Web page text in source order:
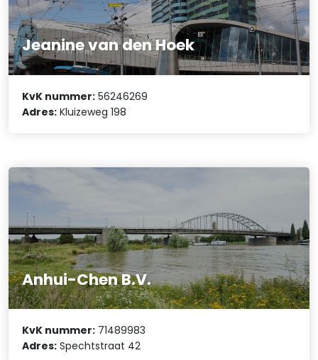
Jeanine van den Hoek
KvK nummer: 56246269
Adres: Kluizeweg 198
Anhui-Chen B.V.
KvK nummer: 71489983
Adres: Spechtstraat 42